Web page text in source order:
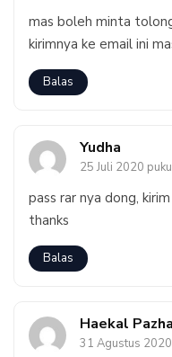
mas boleh minta
kirimnya ke email ini
Balas
Yudha
25 Juli 2020
pass rar nya dong,
thanks
Balas
Haekal Pazha
31 Agustus